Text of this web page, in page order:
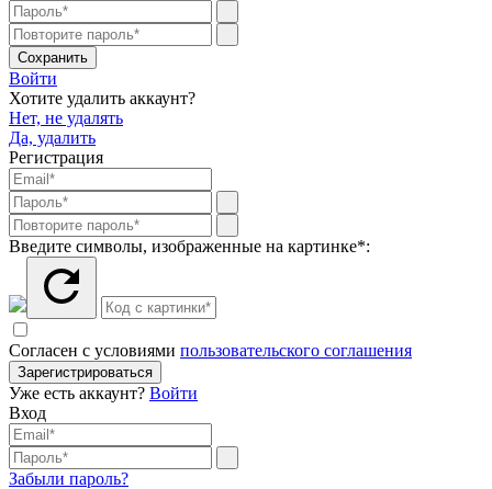
Сохранить
Войти
Хотите удалить аккаунт?
Нет, не удалять
Да, удалить
Регистрация
Введите символы, изображенные на картинке*:
Согласен с условиями пользовательского соглашения
Зарегистрироваться
Уже есть аккаунт? Войти
Вход
Забыли пароль?